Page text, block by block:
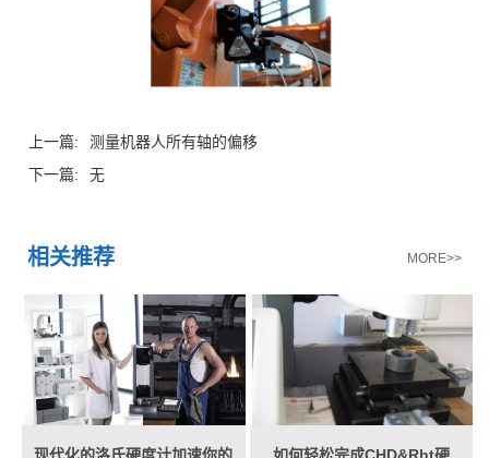
上一篇:
测量机器人所有轴的偏移
下一篇:
无
相关推荐 MORE>>
现代化的洛氏硬度计加速你的 如何轻松完成CHD&Rht硬